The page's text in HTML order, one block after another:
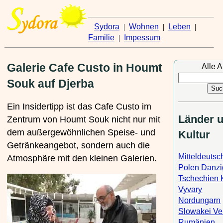
Sydora | Wohnen | Leben |
Familie| Impessum
Galerie Cafe Custo in Houmt
Souk auf Djerba
Ein Insidertipp ist das Cafe Custo im
Zentrum von Houmt Souk nicht nur mit
dem außergewöhnlichen Speise- und
Getränkeangebot, sondern auch die
Atmosphäre mit den kleinen Galerien.
Alle
Länder
Kultur
Polen
Tschechien
Vyvary
Nordungarn
Slowakei